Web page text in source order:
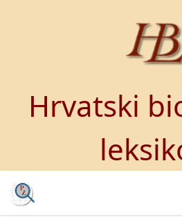
Hrvatski